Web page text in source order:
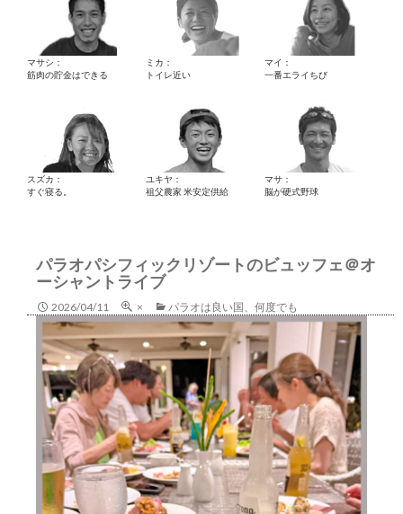
マサシ：
筋肉の貯金はできる
ミカ：
トイレ近い
マイ：
一番エライちび
スズカ：
すぐ寝る。
ユキヤ：
祖父農家 米安定供給
マサ：
脳が硬式野球
パラオパシフィックリゾートのビュッフェ＠オ
ーシャントライブ
2026/04/11 × パラオは良い国、何度でも